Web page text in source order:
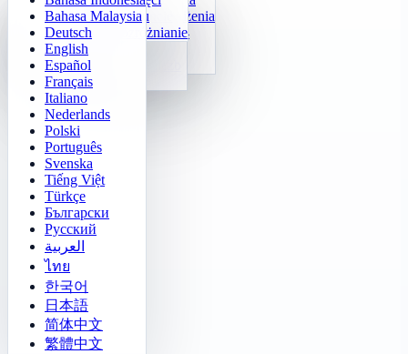
Trener tabliczki mnożenia
Szybka kalkulacja 24
Funkcje
Uzupełnij ciąg liczb
Numeryczny Klotski
2048
Tetris
Saper
Gomoku
Misja w labiryncie
Wyzwanie Sokoban
Śledzenie celu
Szybkie rozróżnianie
Bahasa Malaysia
Deutsch
English
Español
Français
Italiano
Nederlands
Polski
Português
Svenska
Tiếng Việt
Türkçe
Български
Русский
العربية
ไทย
한국어
日本語
简体中文
繁體中文